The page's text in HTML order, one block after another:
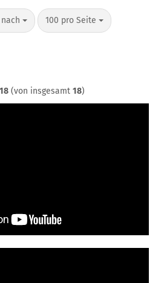
100 pro Seite
pro Seite
18(von insgesamt 18)